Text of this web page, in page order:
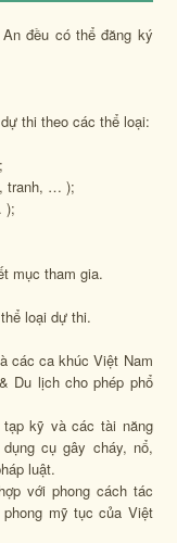
đều có thể đăng ký
thi theo các thể loại:
tranh, … );
);
mục tham gia.
loại dự thi.
các ca khúc Việt Nam
Du lịch cho phép phổ
kỹ và các tài năng
cụ gây cháy, nổ,
luật.
với phong cách tác
mỹ tục của Việt